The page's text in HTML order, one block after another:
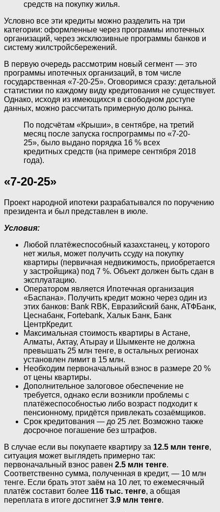
средств на покупку жилья.
Условно все эти кредиты можно разделить на три
категории: оформленные через программы ипотечных
организаций, через эксклюзивные программы банков и
систему жилстройсбережений.
В первую очередь рассмотрим новый сегмент — это
программы ипотечных организаций, в том числе
государственная «7-20-25». Оговоримся сразу: детальной
статистики по каждому виду кредитования не существует.
Однако, исходя из имеющихся в свободном доступе
данных, можно рассчитать примерную долю рынка.
По подсчётам «Крыши», в сентябре, на третий
месяц после запуска госпрограммы по «7-20-
25», было выдано порядка 16 % всех
кредитных средств (на примере сентября 2018
года).
«7-20-25»
Проект народной ипотеки разрабатывался по поручению
президента и был представлен в июле.
Условия:
Любой платёжеспособный казахстанец, у которого
нет жилья, может получить ссуду на покупку
квартиры (первичная недвижимость, приобретается
у застройщика) под 7 %. Объект должен быть сдан в
эксплуатацию.
Оператором является Ипотечная организация
«Баспана». Получить кредит можно через один из
этих банков: Bank RBK, Евразийский банк, АТФБанк,
Цеснабанк, Fortebank, Халык Банк, Банк
ЦентрКредит.
Максимальная стоимость квартиры в Астане,
Алматы, Актау, Атырау и Шымкенте не должна
превышать 25 млн тенге, в остальных регионах
установлен лимит в 15 млн.
Необходим первоначальный взнос в размере 20 %
от цены квартиры.
Дополнительное залоговое обеспечение не
требуется, однако если возникли проблемы с
платёжеспособностью либо возраст подходит к
пенсионному, придётся привлекать созаёмщиков.
Срок кредитования — до 25 лет. Возможно также
досрочное погашение без штрафов.
В случае если вы покупаете квартиру за 12.5 млн тенге,
ситуация может выглядеть примерно так:
первоначальный взнос равен 2.5 млн тенге.
Соответственно сумма, полученная в кредит, — 10 млн
тенге. Если брать этот заём на 10 лет, то ежемесячный
платёж составит более 116 тыс. тенге, а общая
переплата в итоге достигнет 3.9 млн тенге.